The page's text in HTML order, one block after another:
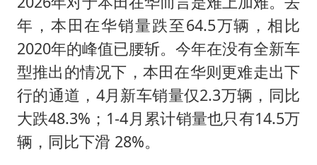
年，本田在华销量跌至64.5万辆，相比
2020年的峰值已腰斩。今年在没有全新车
型推出的情况下，本田在华则更难走出下
行的通道，4月新车销量仅2.3万辆，同比
大跌48.3%；1-4月累计销量也只有14.5万
辆，同比下滑 28%。